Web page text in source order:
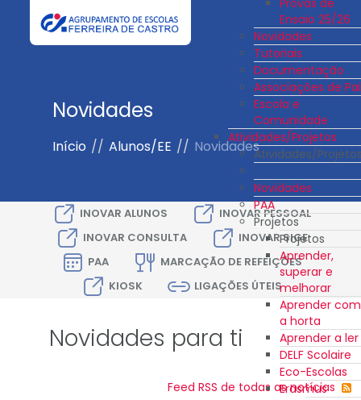
Ensaio 25/26
Novidades
Tutoriais
Documentação
Associações de
Escola e
Comunidade
Atividades/Projetos
Atividades/
Novidades
PAA
Projetos
Projetos
Aprender,
superar e
melhorar
Aprender com
a horta
Aprender a ler
DELF Scolaire
Eco-Escolas
Erasmus
Novidades
Início // Alunos/EE // Novidades
INOVAR ALUNOS
INOVAR PESSOAL
INOVAR CONSULTA
INOVAR SIGE
PAA
MARCAÇÃO DE REFEIÇÕES
KIOSK
LIGAÇÕES ÚTEIS
Novidades para ti
Feed RSS de todas as notícias